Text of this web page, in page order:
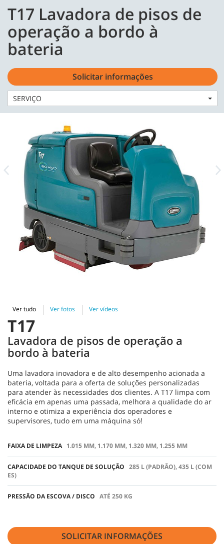
content
navigation
menu
Português - BR
Home Máquinas
Lavadoras
T17 Lavadora de pisos de operação a bordo à bateria
Ver tudo Ver fotos Ver vídeos
T17
Lavadora de pisos de operação a
bordo à bateria
Uma lavadora inovadora e de alto desempenho acionada a
bateria, voltada para a oferta de soluções personalizadas
para atender às necessidades dos clientes. A T17 limpa com
eficácia em apenas uma passada, melhora a qualidade do ar
interno e otimiza a experiência dos operadores e
supervisores, tudo em uma máquina só!
FAIXA DE LIMPEZA 1.015 MM, 1.170 MM, 1.320 MM, 1.255 MM
CAPACIDADE DO TANQUE DE SOLUÇÃO 285 L (PADRÃO), 435 L (COM
ES)
PRESSÃO DA ESCOVA / DISCO ATÉ 250 KG
SOLICITAR INFORMAÇÕES
T17 Lavadora de pisos de
operação a bordo à
bateria
Solicitar informações
SERVIÇO